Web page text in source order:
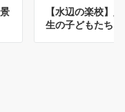
【水辺の楽校】
生の子どもたち